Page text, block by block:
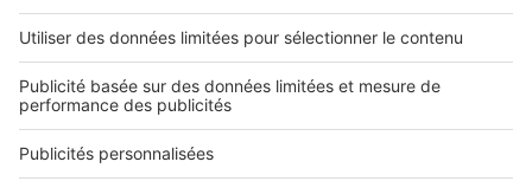
Rechercher une annonce par sa référence ?